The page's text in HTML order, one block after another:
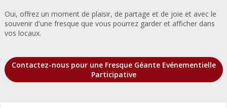
Oui, offrez un moment de plaisir, de partage et de joie et avec le
souvenir d'une fresque que vous pourrez garder et afficher dans
vos locaux.
Contactez-nous pour une Fresque Géante Evénementielle
Participative